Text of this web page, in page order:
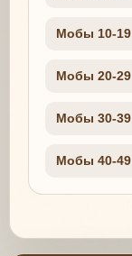
Мобы 10-19
Мобы 20-29
Мобы 30-39
Мобы 40-49